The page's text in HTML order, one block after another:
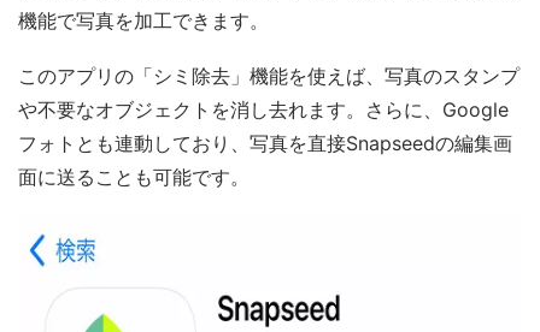
機能で写真を加工できます。
このアプリの「シミ除去」機能を使えば、写真のスタンプ
や不要なオブジェクトを消し去れます。さらに、Google
フォトとも連動しており、写真を直接Snapseedの編集画
面に送ることも可能です。